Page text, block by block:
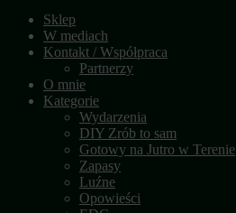
Sklep
W mediach
Kontakt / Współpraca
Partnerzy
O mnie
Kategorie
Wydarzenia
DIY Zrób to sam
Gotowy na Jutro w Terenie
Zapasy
Luźne
Opowieści